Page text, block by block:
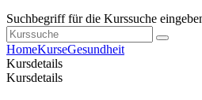
Suchbegriff für die Kurssuche
HomeKurseGesundheit
Kursdetails
Kursdetails